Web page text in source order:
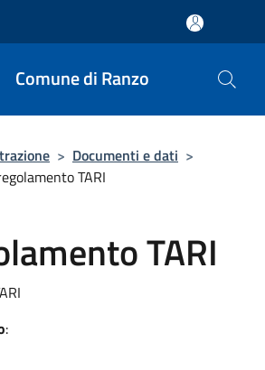
Comune di Ranzo
> Documenti e dati >
TARI
TARI
: